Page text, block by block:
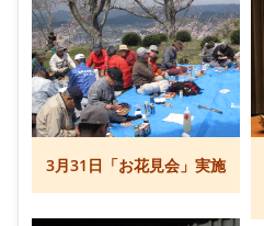
3月31日「お花見会」実施